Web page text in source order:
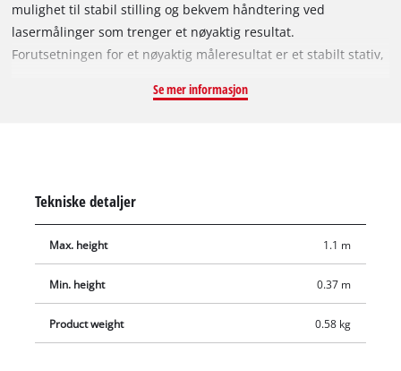
mulighet til stabil stilling og bekvem håndtering ved
lasermålinger som trenger et nøyaktig resultat.
Forutsetningen for et nøyaktig måleresultat er et stabilt stativ,
Tripod 37 - 110 passer for eksempel både til Einhell
cm. For transport og beskyttet oppbevaring er en
Se mer informasjon
Tekniske detaljer
Max. height 1.1 m
Min. height 0.37 m
Product weight 0.58 kg